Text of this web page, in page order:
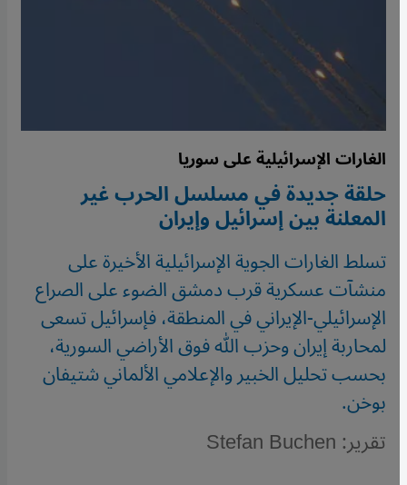
الغارات الإسرائيلية على سوريا
حلقة جديدة في مسلسل الحرب غير
المعلنة بين إسرائيل وإيران
تسلط الغارات الجوية الإسرائيلية الأخيرة على
منشآت عسكرية قرب دمشق الضوء على الصراع
الإسرائيلي-الإيراني في المنطقة، فإسرائيل تسعى
لمحاربة إيران وحزب الله فوق الأراضي السورية،
بحسب تحليل الخبير والإعلامي الألماني شتيفان
بوخن.
تقرير: Stefan Buchen